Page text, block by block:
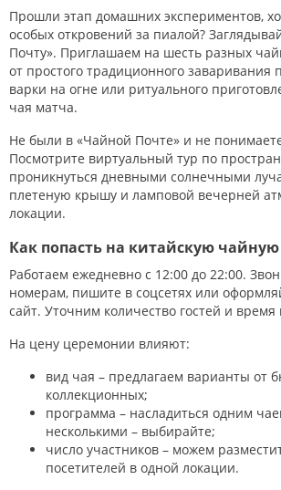
Прошли этап домашних экспериментов,
особых откровений за пиалой?
Почту». Приглашаем на шесть разных
от простого традиционного заваривания
варки на огне или ритуального
чая матча.
Не были в «Чайной Почте» и не
Посмотрите виртуальный тур по
проникнуться дневными солнечными
плетеную крышу и ламповой вечерней
локации.
Как попасть на китайскую
Работаем ежедневно с 12:00 до 22:00.
номерам, пишите в соцсетях или
сайт. Уточним количество гостей и время
На цену церемонии влияют:
вид чая – предлагаем варианты от
коллекционных;
программа – насладиться одним
несколькими – выбирайте;
число участников – можем
посетителей в одной локации.